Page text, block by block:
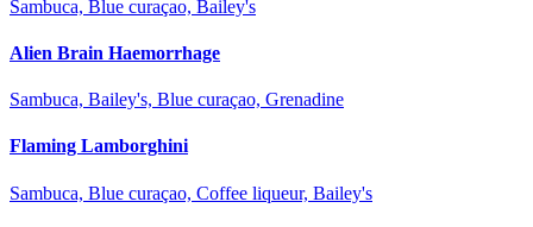
Sambuca, Blue curaçao, Bailey's
Alien Brain Haemorrhage
Sambuca, Bailey's, Blue curaçao, Grenadine
Flaming Lamborghini
Sambuca, Blue curaçao, Coffee liqueur, Bailey's